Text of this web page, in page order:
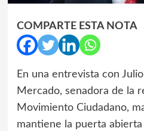
COMPARTE ESTA NOTA
En una entrevista con
Mercado, senadora de la
Movimiento Ciudadano,
mantiene la puerta